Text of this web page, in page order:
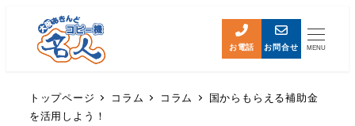
お電話 お問合せ MENU
トップページ コラム コラム
国からもらえる補助金
を活用しよう！